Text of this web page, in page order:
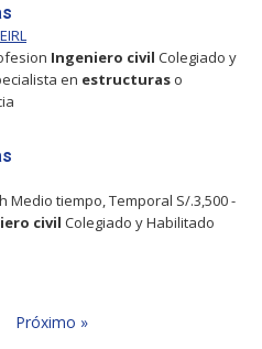
Ingeniero civil Colegiado y
en estructuras o
Medio tiempo, Temporal S/.3,500 -
civil Colegiado y Habilitado
Próximo »